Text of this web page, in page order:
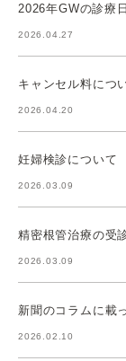
2026年GWの診療
2026.04.27
キャンセル料につ
2026.04.20
妊婦検診について
2026.03.09
精密根管治療の受
2026.03.09
新聞のコラムに載
2026.02.10